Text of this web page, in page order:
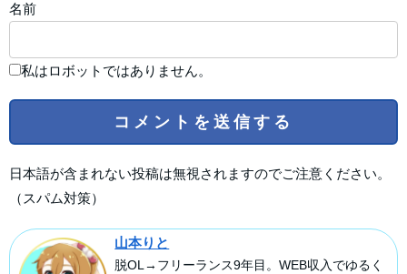
名前
私はロボットではありません。
日本語が含まれない投稿は無視されますのでご注意ください。
（スパム対策）
山本りと
脱OL→フリーランス9年目。WEB収入でゆるく